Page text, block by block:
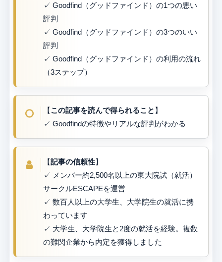
✓ Goodfind（グッドファインド）の1つの悪い
評判
✓ Goodfind（グッドファインド）の3つのいい
評判
✓ Goodfind（グッドファインド）の利用の流れ
（3ステップ）
【この記事を読んで得られること 】
✓ Goodfindの特徴やリアルな評判がわかる
【記事の信頼性】
✓ メンバー約2,500名以上の東大院試（就活）
サークルESCAPEを運営
✓ 数百人以上の大学生、大学院生の就活に携
わっています
✓ 大学生、大学院生と2度の就活を経験。複数
の難関企業から内定を獲得しました